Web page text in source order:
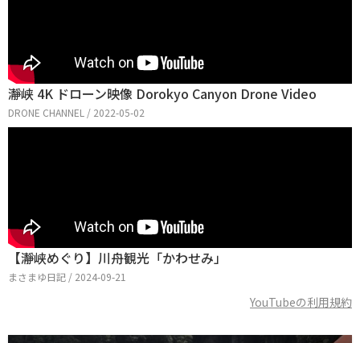
瀞峡 4K ドローン映像 Dorokyo Canyon Drone Video
DRONE CHANNEL / 2022-05-02
【瀞峡めぐり】川舟観光「かわせみ」
まさまゆ日記 / 2024-09-21
YouTubeの利用規約